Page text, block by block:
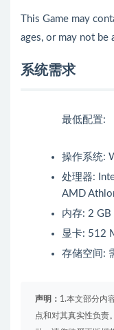
This Game may
ages, or may not
系统需求
最低配置:
操作系统:
处理器:
AMD
内存: 2 GB
显卡: 512
存储空间:
声明： 1.本文部分内
点和对其真实性负责